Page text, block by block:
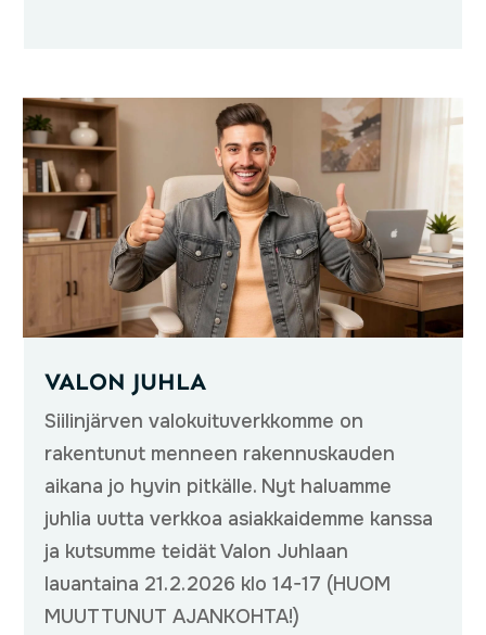
VALON JUHLA
Siilinjärven valokuituverkkomme on
rakentunut menneen rakennuskauden
aikana jo hyvin pitkälle. Nyt haluamme
juhlia uutta verkkoa asiakkaidemme kanssa
ja kutsumme teidät Valon Juhlaan
lauantaina 21.2.2026 klo 14-17 (HUOM
MUUTTUNUT AJANKOHTA!)